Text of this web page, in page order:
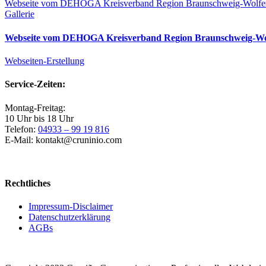
Webseite vom DEHOGA Kreisverband Region Braunschweig-
Gallerie
Webseite vom DEHOGA Kreisverband Region Braunschweig-
Webseiten-Erstellung
Service-Zeiten:
Montag-Freitag:
10 Uhr bis 18 Uhr
Telefon: 04933 – 99 19 816
E-Mail: kontakt@cruninio.com
Rechtliches
Impressum-Disclaimer
Datenschutzerklärung
AGBs